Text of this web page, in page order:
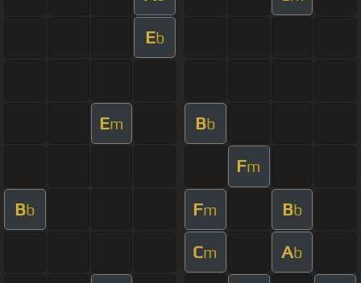
Eb
Em Bb
Fm
Bb Fm Bb
Cm Ab